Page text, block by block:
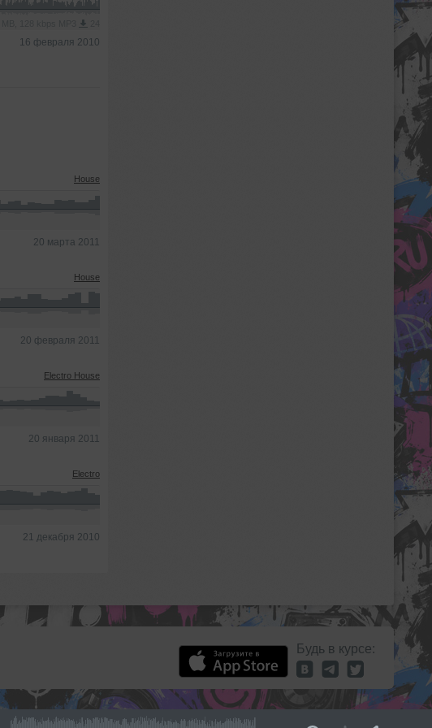
16 февраля 2010
House
20 марта 2011
House
20 февраля 2011
Electro House
20 января 2011
Electro
21 декабря 2010
Будь в курсе: